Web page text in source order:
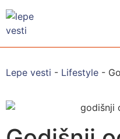
Lepe vesti - Lifestyle -